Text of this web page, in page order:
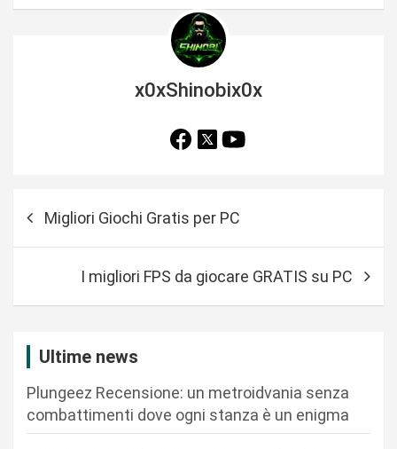
x0xShinobix0x
Migliori Giochi Gratis per PC
I migliori FPS da giocare GRATIS su PC
Ultime news
Plungeez Recensione: un metroidvania senza
combattimenti dove ogni stanza è un enigma